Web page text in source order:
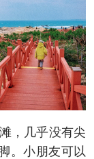
，几乎没有尖
。小朋友可以